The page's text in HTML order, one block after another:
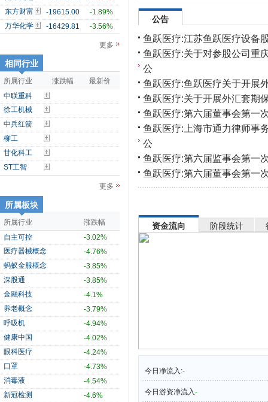
东方财富
-19615.00
-1.89%
万华化学
-16429.81 -3.56%
更多
相同行业
所属行业 涨跌幅
最新价
中联重科
徐工机械
中兵红箭
柳工
甘化科工
ST工智
更多
所属板块
所属行业
涨跌幅
自主可控
-3.02%
医疗器械概念
-4.76%
蚂蚁金服概念
-3.85%
深股通
-3.85%
金融科技
-4.1%
养老概念
-3.79%
呼吸机
-4.94%
健康中国
-4.02%
眼科医疗
-4.24%
口罩
-4.73%
消毒液
-4.54%
新冠检测
-4.6%
公告
鱼跃医疗:江苏鱼跃医疗设备
鱼跃医疗:关于对参股公司重
公
鱼跃医疗:鱼跃医疗关于开展
鱼跃医疗:关于开展外汇套期
鱼跃医疗:第六届董事会第一
鱼跃医疗:上海市通力律师事
公
鱼跃医疗:第六届监事会第一
鱼跃医疗:第六届董事会第一
资金流向 阶段统计
今日净流入:-
今日游资净流入-